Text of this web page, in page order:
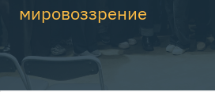
мировоззрение